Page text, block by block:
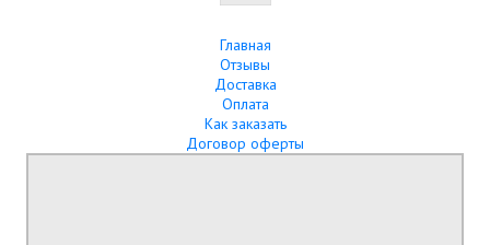
Главная
Отзывы
Доставка
Оплата
Как заказать
Договор оферты